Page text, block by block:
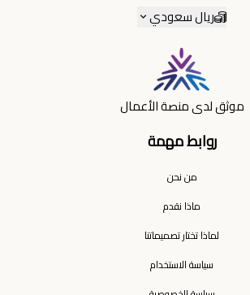
روابط مهمة
من نحن
ماذا نقدم
لماذا تختار تصميماتنا
سياسة الاستخدام
ريال سعودي
موثق لدى منصة الأعمال